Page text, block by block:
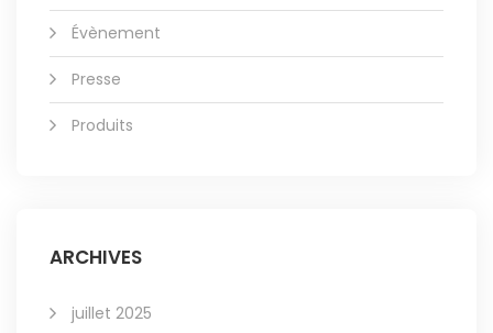
Évènement
Presse
Produits
ARCHIVES
juillet 2025